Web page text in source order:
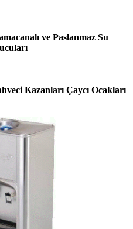
ve Paslanmaz Su
Kazanları Çaycı Ocakları